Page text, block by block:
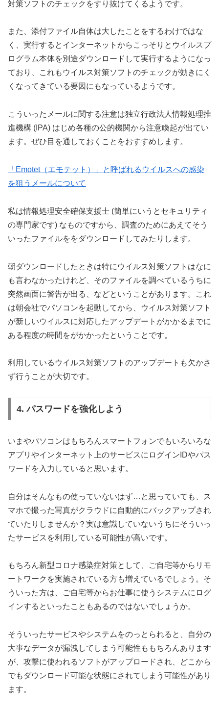
対策ソフトのチェックをすり抜けてくるようです。
また、添付ファイル自体は大したことをするわけではな
く、実行するとインターネットからこっそりとウイルスプ
ログラム本体を別途ダウンロードして実行するようになっ
ており、これもウイルス対策ソフトのチェックが効きにく
くなってきている要因にもなっているようです。
こういったメールに関する注意は独立行政法人情報処理推
進機構 (IPA) はじめ各種の公的機関から注意喚起が出てい
ます。ぜひ目を通しておくことをおすすめします。
「Emotet（エモテット）」と呼ばれるウイルスへの感染
を狙うメールについて
私は情報処理安全確保支援士 (簡単にいうとセキュリティ
の専門家です) なものですから、調査のためにあえてそう
いったファイルををダウンロードしてみたりします。
朝ダウンロードしたときは特にウイルス対策ソフトはなに
も言わなかったけれど、そのファイルを調べているうちに
突然画面に警告が出る、などということがあります。これ
は朝会社でパソコンを起動してから、ウイルス対策ソフト
が新しいウイルスに対応したアップデートがかかるまでに
ある程度の時間をがかかったということです。
利用しているウイルス対策ソフトのアップデートも欠かさ
ず行うことが大切です。
4. パスワードを強化しよう
いまやパソコンはもちろんスマートフォンでもいろいろな
アプリやインターネット上のサービスにログインIDやパス
ワードを入力していると思います。
自分はそんなもの使っていないはず…と思っていても、ス
マホで撮った写真がクラウドに自動的にバックアップされ
ていたりしませんか？実は意識していないうちにそういっ
たサービスを利用している可能性が高いです。
もちろん新型コロナ感染症対策として、ご自宅等からリモ
ートワークを実施されている方も増えているでしょう。そ
ういった方は、ご自宅等からお仕事に使うシステムにログ
インするといったこともあるのではないでしょうか。
そういったサービスやシステムをのっとられると、自分の
大事なデータが漏洩してしまう可能性ももちろんあります
が、攻撃に使われるソフトがアップロードされ、どこから
でもダウンロード可能な状態にされてしまう可能性があり
ます。